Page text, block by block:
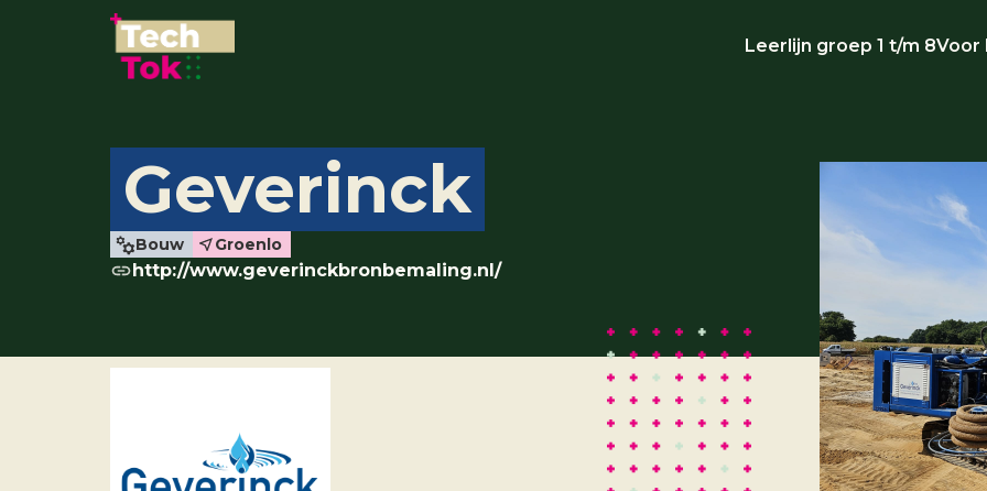
Leerlijn groep 1 t/m 8Voor
Geverinck
Bouw Groenlo
http://www.geverinckbronbemaling.nl/